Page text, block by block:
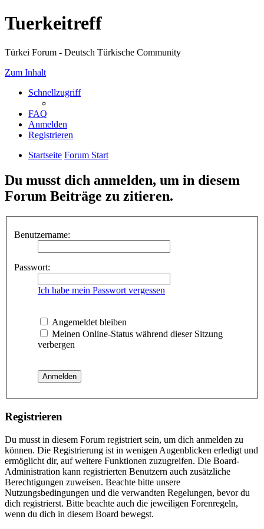
Tuerkeitreff
Türkei Forum - Deutsch Türkische Community
Zum Inhalt
Schnellzugriff
FAQ
Anmelden
Registrieren
Startseite Forum Start
Du musst dich anmelden, um in diesem
Forum Beiträge zu zitieren.
Benutzername:
Passwort:
Ich habe mein Passwort vergessen
Angemeldet bleiben
Meinen Online-Status während dieser Sitzung
verbergen
Registrieren
Du musst in diesem Forum registriert sein, um dich anmelden zu
können. Die Registrierung ist in wenigen Augenblicken erledigt und
ermöglicht dir, auf weitere Funktionen zuzugreifen. Die Board-
Administration kann registrierten Benutzern auch zusätzliche
Berechtigungen zuweisen. Beachte bitte unsere
Nutzungsbedingungen und die verwandten Regelungen, bevor du
dich registrierst. Bitte beachte auch die jeweiligen Forenregeln,
wenn du dich in diesem Board bewegst.